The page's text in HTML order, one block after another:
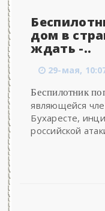
дом в
ждать -..
29-мая,
Беспилотник
являющейся
Бухаресте,
российской